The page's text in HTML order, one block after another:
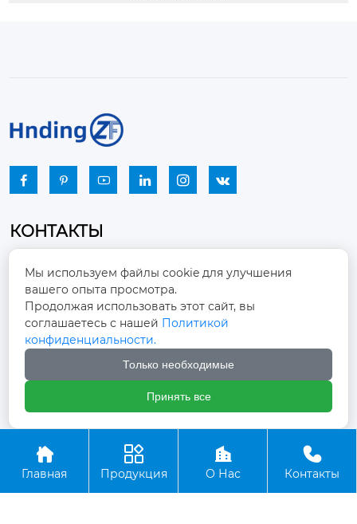
     
КОНТАКТЫ

район Чжоуцунь, город Цзыбо, провинция
Шаньдун
 winston-xu@hengdingfan.com
+86-13806434669
 +86 13806434669
Copyright ©ООО Зибо Хенгдин Вентилятор

Главная

Продукция

О Нас

Контакты
Мы используем файлы cookie для улучшения
вашего опыта просмотра.
Продолжая использовать этот сайт, вы
соглашаетесь с нашей Политикой
конфиденциальности.
Только необходимые
Принять все